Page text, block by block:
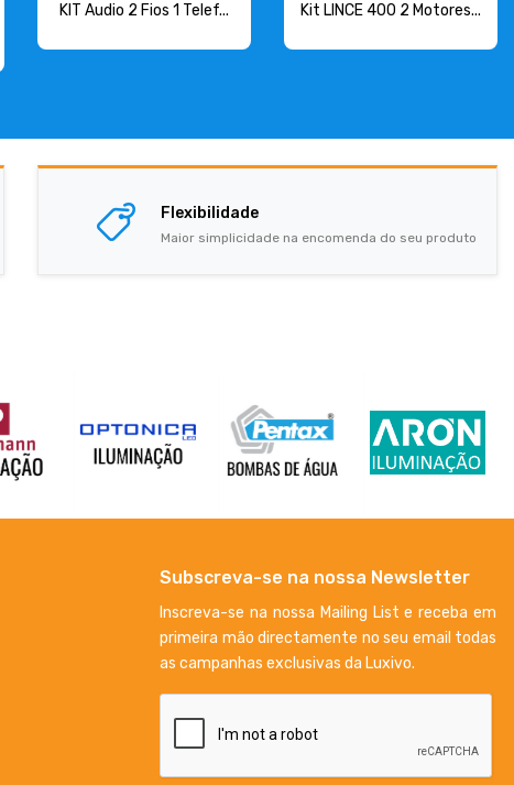
KIT Audio 2 Fios 1 Telef... Kit LINCE 400 2 Motores...
Flexibilidade
Maior simplicidade na encomenda do seu produto
Subscreva-se na nossa Newsletter
Inscreva-se na nossa Mailing List e receba em
primeira mão directamente no seu email todas
as campanhas exclusivas da Luxivo.